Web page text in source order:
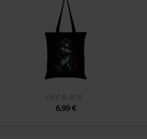
Hello@attitudeholland.nl
UVP 8,40 €
6,99 €